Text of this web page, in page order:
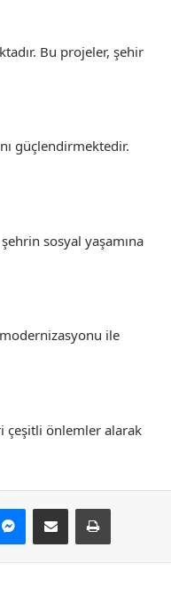
Bu projeler, şehir
güçlendirmektedir.
sosyal yaşamına
ile
çeşitli önlemler alarak
Messenger
E-Posta ile paylaş Yazdır